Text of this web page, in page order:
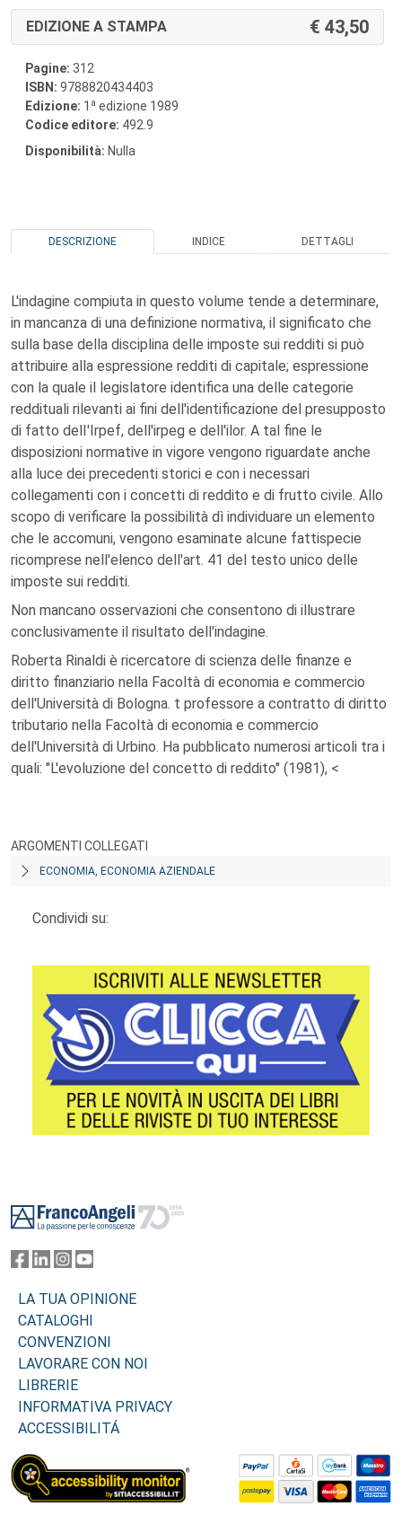
EDIZIONE A STAMPA 43,50
Pagine: 312
ISBN: 9788820434403
Edizione: 1 a edizione 1989
Codice editore: 492.9
Disponibilità: Nulla
DESCRIZIONE INDICE DETTAGLI
L'indagine compiuta in questo volume tende a determinare,
in mancanza di una definizione normativa, il significato che
sulla base della disciplina delle imposte sui redditi si può
attribuire alla espressione redditi di capitale; espressione
con la quale il legislatore identifica una delle categorie
reddituali rilevanti ai fini dell'identificazione del presupposto
di fatto delI'Irpef, dell'irpeg e dell'ilor. A tal fine le
disposizioni normative in vigore vengono riguardate anche
alla luce dei precedenti storici e con i necessari
collegamenti con i concetti di reddito e di frutto civile. Allo
scopo di verificare la possibilità dì individuare un elemento
che le accomuni, vengono esaminate alcune fattispecie
ricomprese nell'elenco dell'art. 41 del testo unico delle
imposte sui redditi.
Non mancano osservazioni che consentono di illustrare
conclusivamente il risultato dell'indagine.
Roberta Rinaldi è ricercatore di scienza delle finanze e
diritto finanziario nella Facoltà di economia e commercio
dell'Università di Bologna. t professore a contratto di diritto
tributario nella Facoltà di economia e commercio
dell'Università di Urbino. Ha pubblicato numerosi articoli tra i
quali: "L'evoluzione del concetto di reddito" (1981), <
ARGOMENTI COLLEGATI
ECONOMIA, ECONOMIA AZIENDALE
Condividi su:
LA TUA OPINIONE
CATALOGHI
CONVENZIONI
LAVORARE CON NOI
LIBRERIE
INFORMATIVA PRIVACY
ACCESSIBILITÁ